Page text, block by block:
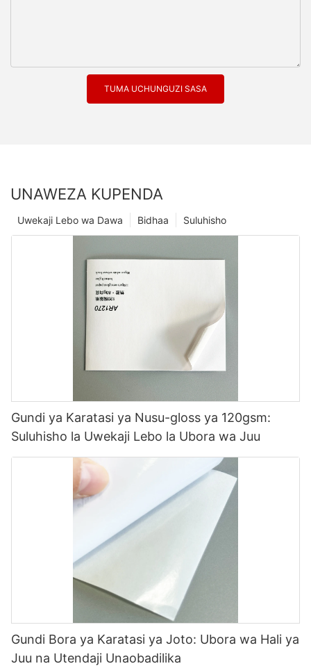
TUMA UCHUNGUZI SASA
UNAWEZA KUPENDA
Suluhisho
Bidhaa
Uwekaji Lebo wa Dawa
Gundi ya Karatasi ya Nusu-gloss ya 120gsm:
Suluhisho la Uwekaji Lebo la Ubora wa Juu
Gundi Bora ya Karatasi ya Joto: Ubora wa Hali ya
Juu na Utendaji Unaobadilika